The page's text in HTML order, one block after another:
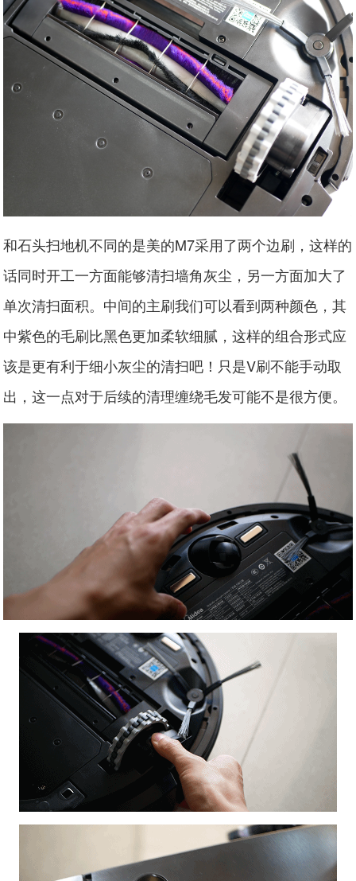
和石头扫地机不同的是美的M7采用了两个边刷，这样的
话同时开工一方面能够清扫墙角灰尘，另一方面加大了
单次清扫面积。中间的主刷我们可以看到两种颜色，其
中紫色的毛刷比黑色更加柔软细腻，这样的组合形式应
该是更有利于细小灰尘的清扫吧！只是V刷不能手动取
出，这一点对于后续的清理缠绕毛发可能不是很方便。